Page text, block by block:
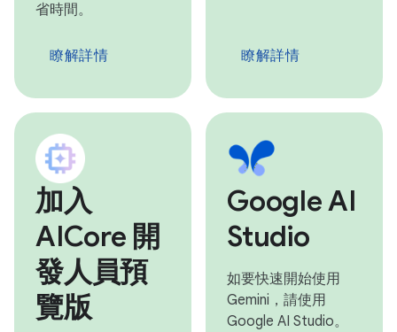
省時間。
瞭解詳情 瞭解詳情
加入
AICore 開
發人員預
覽版
Google AI
Studio
如要快速開始使用
Gemini，請使用
Google AI Studio。